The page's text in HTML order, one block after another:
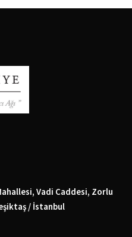
Vadi Caddesi, Zorlu
/ İstanbul